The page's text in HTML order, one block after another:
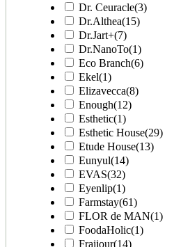
Dr. Ceuracle(3)
Dr.Althea(15)
Dr.Jart+(7)
Dr.NanoTo(1)
Eco Branch(6)
Ekel(1)
Elizavecca(8)
Enough(12)
Esthetic(1)
Esthetic House(29)
Etude House(13)
Eunyul(14)
EVAS(32)
Eyenlip(1)
Farmstay(61)
FLOR de MAN(1)
FoodaHolic(1)
Fraijour(14)